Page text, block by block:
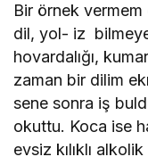
Bir örnek
dil, yol- iz
hovardalığı,
zaman bir dilim
sene sonra iş
okuttu. Koca ise
evsiz kılıklı